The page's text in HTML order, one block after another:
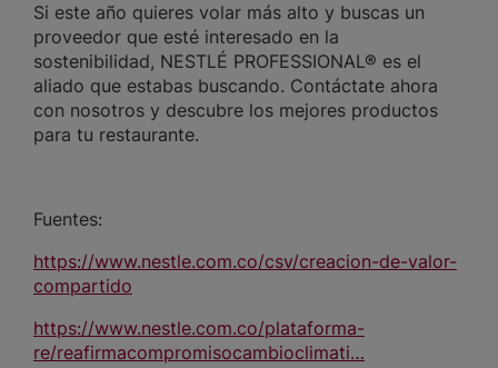
Si este año quieres volar más alto y buscas un
proveedor que esté interesado en la
sostenibilidad, NESTLÉ PROFESSIONAL® es el
aliado que estabas buscando. Contáctate ahora
con nosotros y descubre los mejores productos
para tu restaurante.
Fuentes:
https://www.nestle.com.co/csv/creacion-de-valor-
compartido
https://www.nestle.com.co/plataforma-
re/reafirmacompromisocambioclimati…